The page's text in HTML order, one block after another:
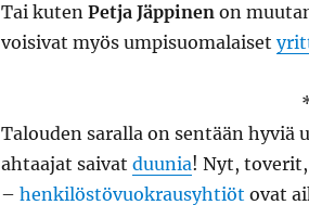
Tai kuten Petja Jäppinenon
voisivat myös umpisuomalaiset
Talouden saralla on sentään hyviä
ahtaajat saivat duunia! Nyt,
– henkilöstövuokrausyhtiöt ovat